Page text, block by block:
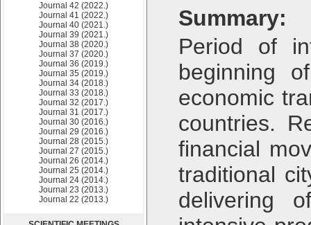
Journal 42 (2022.)
Journal 41 (2022.)
Journal 40 (2021.)
Journal 39 (2021.)
Journal 38 (2020.)
Journal 37 (2020.)
Journal 36 (2019.)
Journal 35 (2019.)
Journal 34 (2018.)
Journal 33 (2018.)
Journal 32 (2017.)
Journal 31 (2017.)
Journal 30 (2016.)
Journal 29 (2016.)
Journal 28 (2015.)
Journal 27 (2015.)
Journal 26 (2014.)
Journal 25 (2014.)
Journal 24 (2014.)
Journal 23 (2013.)
Journal 22 (2013.)
Summary:
Period of
beginning
economic
countries.
financial
traditional
delivering